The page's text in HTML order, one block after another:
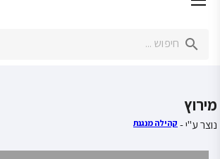
מירוץ
נוצר ע"י - קהילה מנגנת